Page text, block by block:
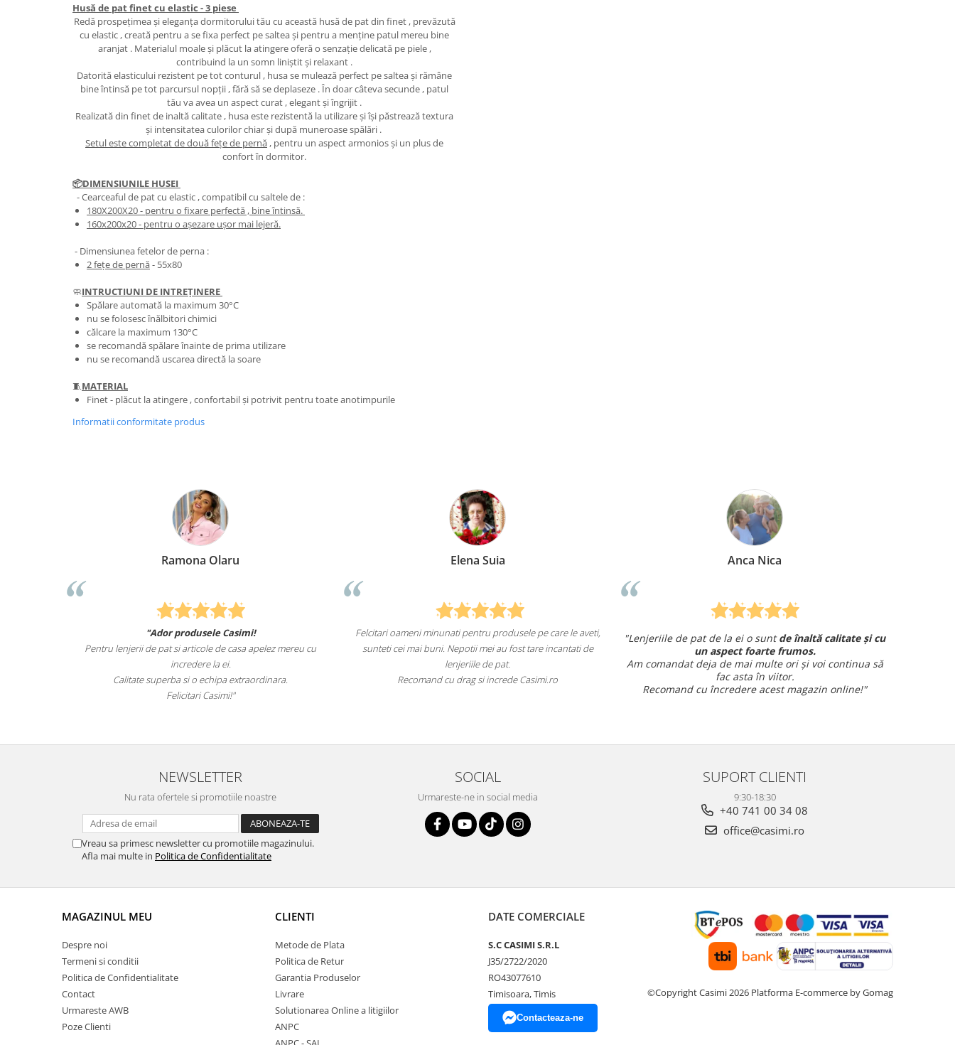
Husă de pat finet cu elastic - 3 piese
Redă prospețimea și eleganța dormitorului tău cu această husă de pat din finet , prevăzută
cu elastic , creată pentru a se fixa perfect pe saltea și pentru a menține patul mereu bine
aranjat . Materialul moale și plăcut la atingere oferă o senzație delicată pe piele ,
contribuind la un somn liniștit și relaxant .
Datorită elasticului rezistent pe tot conturul , husa se mulează perfect pe saltea și rămâne
bine întinsă pe tot parcursul nopții , fără să se deplaseze . În doar câteva secunde , patul
tău va avea un aspect curat , elegant și îngrijit .
Realizată din finet de inaltă calitate , husa este rezistentă la utilizare și își păstrează textura
și intensitatea culorilor chiar și după muneroase spălări .
Setul este completat de două fețe de pernă , pentru un aspect armonios și un plus de
confort în dormitor.
📦DIMENSIUNILE HUSEI
- Cearceaful de pat cu elastic , compatibil cu saltele de :
180X200X20- pentru o fixare perfectă , bine întinsă.
​​​​160x200x20- pentru o așezare ușor mai lejeră.
- Dimensiunea fetelor de perna :
2 fețe de pernă- 55x80
🧼INTRUCTIUNI DE INTREȚINERE
Spălare automată la maximum 30°C
nu se folosesc înălbitori chimici
călcare la maximum 130°C
se recomandă spălare înainte de prima utilizare
nu se recomandă uscarea directă la soare
🧵MATERIAL
Finet - plăcut la atingere , confortabil și potrivit pentru toate anotimpurile
Informatii conformitate produs
Ramona Olaru
"Ador produsele Casimi!
Pentru lenjerii de pat si articole de casa apelez mereu cu
incredere la ei.
Calitate superba si o echipa extraordinara.
Felicitari Casimi!"
Elena Suia
Felcitari oameni minunati pentru produsele pe care le aveti,
sunteti cei mai buni. Nepotii mei au fost tare incantati de
lenjeriile de pat.
Recomand cu drag si increde Casimi.ro
Anca Nica
"Lenjeriile de pat de la ei o suntde înaltă calitate și cu
un aspect foarte frumos.
Am comandat deja de mai multe ori și voi continua să
fac asta în viitor.
Recomand cu încredere acest magazin online!"
NEWSLETTER
Nu rata ofertele si promotiile noastre
Vreau sa primesc newsletter cu promotiile magazinului.
Afla mai multe in Politica de Confidentialitate
SOCIAL
Urmareste-ne in social media
SUPORT CLIENTI
9:30-18:30
+40 741 00 34 08
office@casimi.ro
MAGAZINUL MEU
Despre noi
Termeni si conditii
Politica de Confidentialitate
Contact
Urmareste AWB
Poze Clienti
CLIENTI
Metode de Plata
Politica de Retur
Garantia Produselor
Livrare
Solutionarea Online a litigiilor
ANPC
DATE COMERCIALE
S.C CASIMI S.R.L
J35/2722/2020
RO43077610
Timisoara, Timis
Contacteaza-ne
©Copyright Casimi 2026 Platforma E-commerce by Gomag